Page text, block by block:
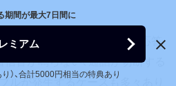
されないものの、着信画面/応答
音が鳴らない、通話が切断する
ルが発生するケースも多々あり
期間が最大7日間に
ミアム
）、合計5000円相当の特典あり